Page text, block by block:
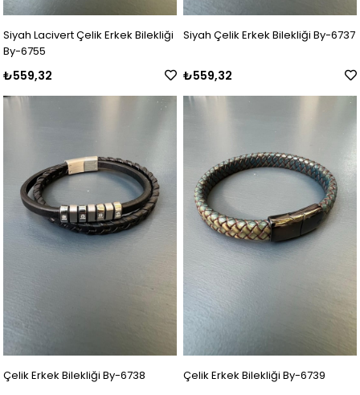
Siyah Lacivert Çelik Erkek Bilekliği
By-6755
₺559,32
Siyah Çelik Erkek Bilekliği By-6737
₺559,32
Çelik Erkek Bilekliği By-6738 Çelik Erkek Bilekliği By-6739